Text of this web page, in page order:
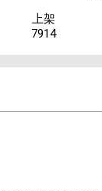
上架
7914